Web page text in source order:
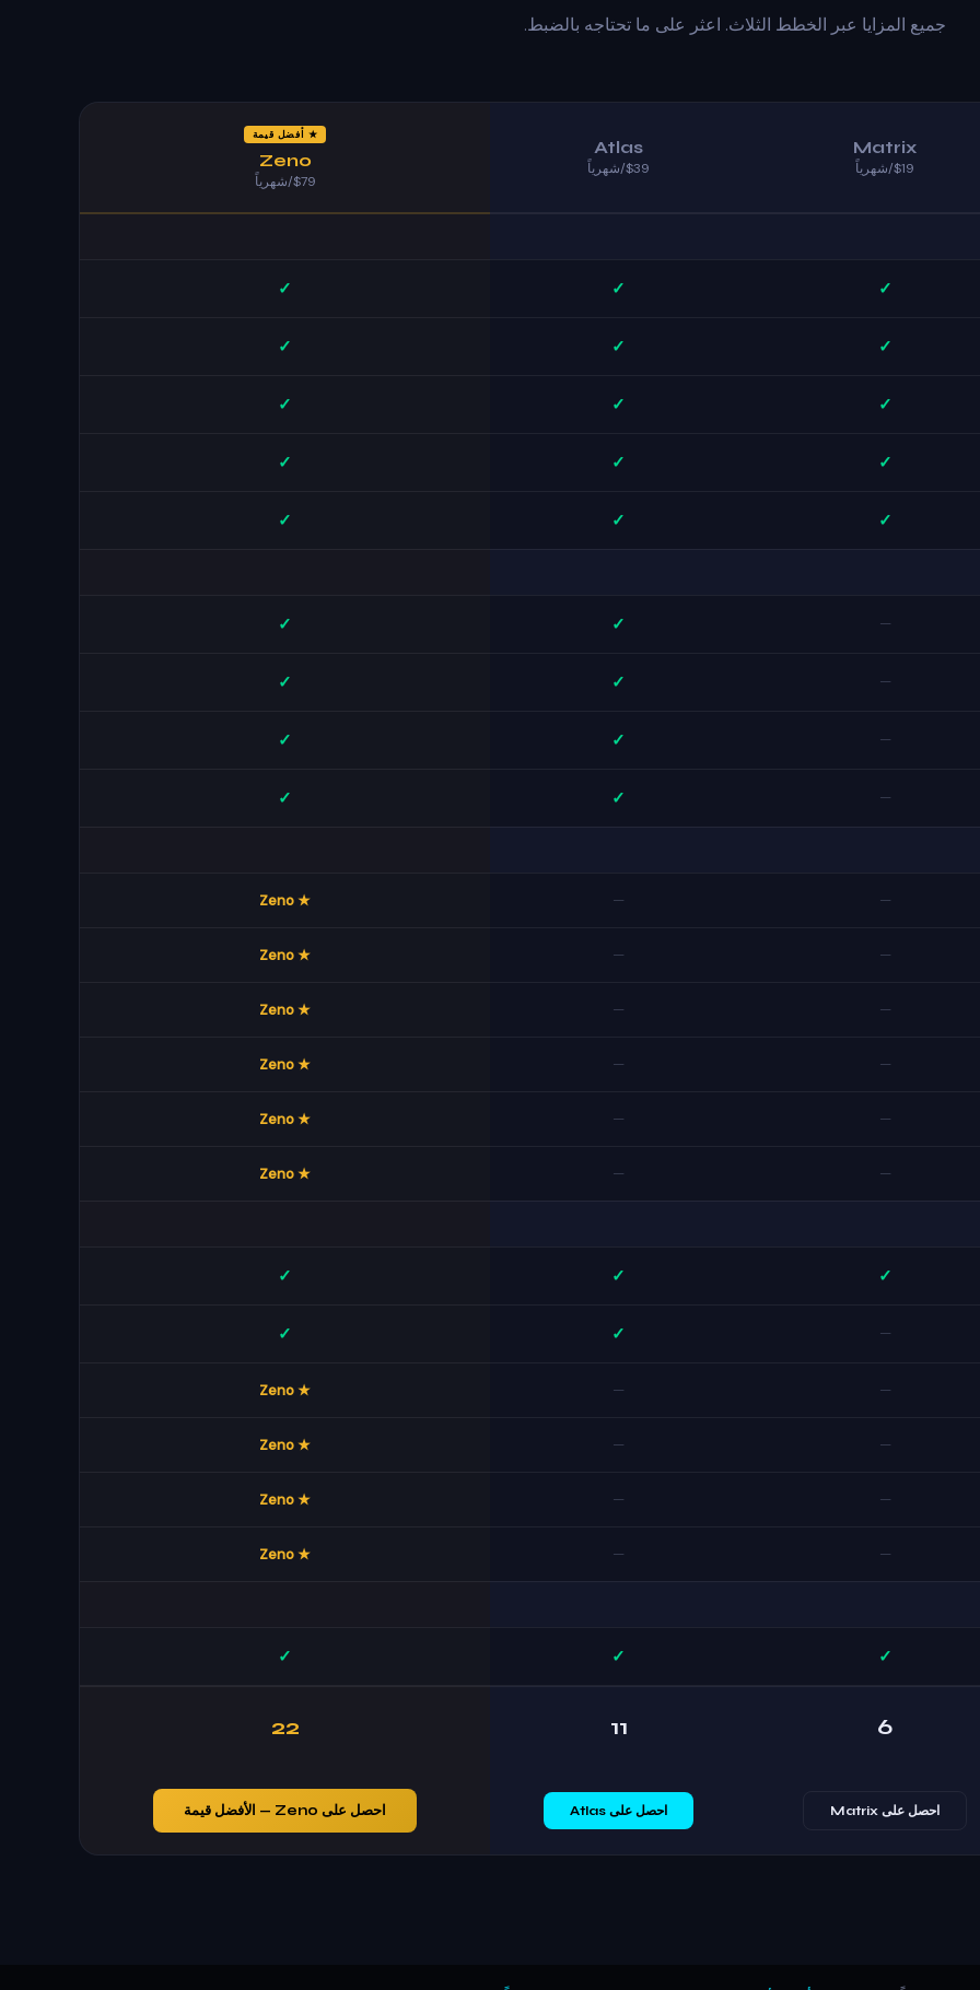
جميع المزايا عبر الخطط الثلاث. اعثر على ما تحتاجه بالضبط.
Matrix
$19/شهرياً
Atlas
$39/شهرياً
★ أفضل قيمة
Zeno
$79/شهرياً
✓
✓
✓
✓
✓
✓
✓
✓
✓
✓
✓
✓
✓
✓
✓
—
✓
✓
—
✓
✓
—
✓
✓
—
✓
✓
—
—
★ Zeno
—
—
★ Zeno
—
—
★ Zeno
—
—
★ Zeno
—
—
★ Zeno
—
—
★ Zeno
✓
✓
✓
—
✓
✓
—
—
★ Zeno
—
—
★ Zeno
—
—
★ Zeno
—
—
★ Zeno
✓
✓
✓
6
11
22
احصل على Matrix احصل على Atlas احصل على Zeno — الأفضل قيمة